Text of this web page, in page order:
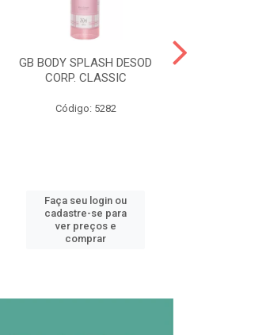
GB BODY SPLASH DESOD
CORP. CLASSIC
Código: 5282
Faça seu login ou
cadastre-se para
ver preços e
comprar